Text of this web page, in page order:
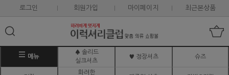
로그인 회원가입 마이페이지 최근본상품
메뉴
♠ 솔리드
실크셔츠
♥ 정장셔츠 슈즈
화려한